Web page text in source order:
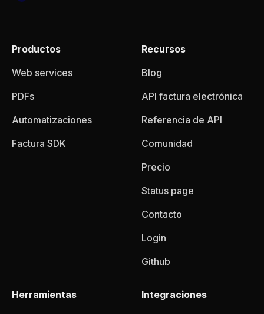
Productos
Web services
PDFs
Automatizaciones
Factura SDK
Recursos
Blog
API factura electrónica
Referencia de API
Comunidad
Precio
Status page
Contacto
Login
Github
Herramientas
Integraciones